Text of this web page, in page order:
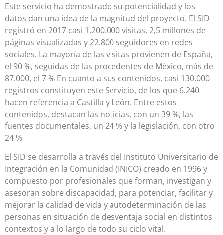
Este servicio ha demostrado su potencialidad y los
datos dan una idea de la magnitud del proyecto. El SID
registró en 2017 casi 1.200.000 visitas, 2,5 millones de
páginas visualizadas y 22.800 seguidores en redes
sociales. La mayoría de las visitas provienen de España,
el 90 %, seguidas de las procedentes de México, más de
87.000, el 7 % En cuanto a sus contenidos, casi 130.000
registros constituyen este Servicio, de los que 6.240
hacen referencia a Castilla y León. Entre estos
contenidos, destacan las noticias, con un 39 %, las
fuentes documentales, un 24 % y la legislación, con otro
24 %
El SID se desarrolla a través del Instituto Universitario de
Integración en la Comunidad (INICO) creado en 1996 y
compuesto por profesionales que forman, investigan y
asesoran sobre discapacidad, para potenciar, facilitar y
mejorar la calidad de vida y autodeterminación de las
personas en situación de desventaja social en distintos
contextos y a lo largo de todo su ciclo vital.